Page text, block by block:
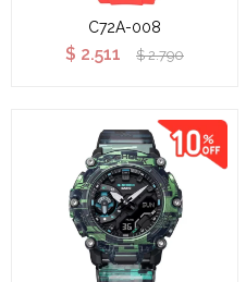
C72A-008
$ 2.511 $ 2.790